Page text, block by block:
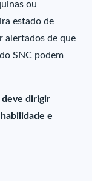
ou
estado de
alertados de que
SNC podem
deve dirigir
e